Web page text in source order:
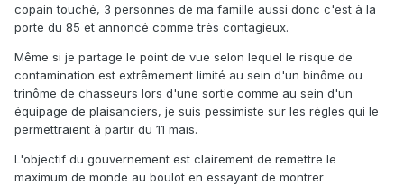
copain touché, 3 personnes de ma famille aussi donc c'est à la
porte du 85 et annoncé comme très contagieux.
Même si je partage le point de vue selon lequel le risque de
contamination est extrêmement limité au sein d'un binôme ou
trinôme de chasseurs lors d'une sortie comme au sein d'un
équipage de plaisanciers, je suis pessimiste sur les règles qui le
permettraient à partir du 11 mais.
L'objectif du gouvernement est clairement de remettre le
maximum de monde au boulot en essayant de montrer